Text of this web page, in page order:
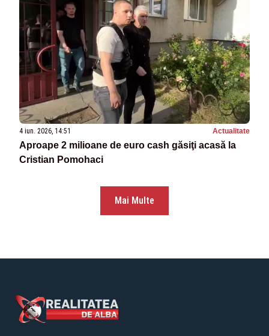
4 iun. 2026, 14:51 Actualitate
Aproape 2 milioane de euro cash găsiţi acasă la
Cristian Pomohaci
Mai Multe